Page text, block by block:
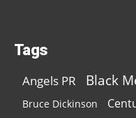
Tags
Angels PR Black
Bruce Dickinson